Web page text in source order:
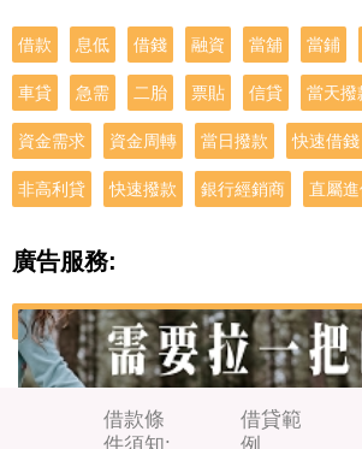
借款 息低 借錢 融資 當舖 當鋪
車貸 急需 二胎 票貼 信貸 當天撥
資金需求 資金周轉 當日撥款 快速借錢
非高利貸 快速撥款 銀行經銷商 直屬
廣告服務:
借款條
借貸範